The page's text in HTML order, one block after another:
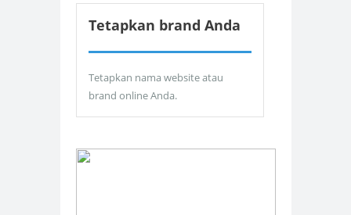
Tetapkan brand Anda
Tetapkan nama website atau
brand online Anda.